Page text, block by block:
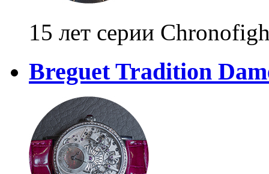
15 лет серии
Breguet Tradition